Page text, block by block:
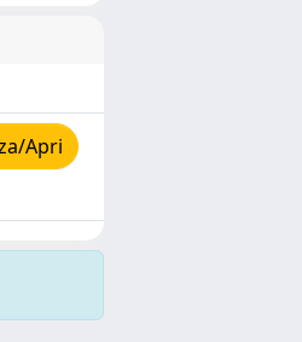
Apri